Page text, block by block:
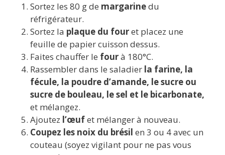
Sortez les 80 g de margarinedu
réfrigérateur.
Sortez la plaque du fouret placez une
feuille de papier cuisson dessus.
Faites chauffer le fourà 180°C.
Rassembler dans le saladier la farine, la
fécule, la poudre d’amande, le sucre ou
sucre de bouleau, le sel et le bicarbonate,
et mélangez.
Ajoutez l’œufet mélanger à nouveau.
Coupez les noix du brésil en 3 ou 4 avec un
couteau (soyez vigilant pour ne pas vous